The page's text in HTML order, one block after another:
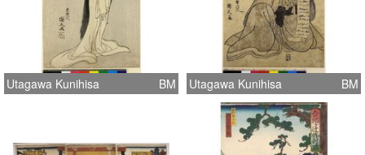
Utagawa Kunihisa BM Utagawa Kunihisa BM